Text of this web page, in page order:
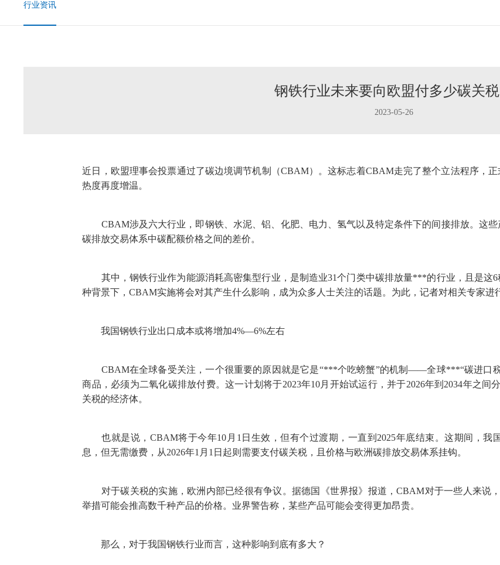
行业资讯
钢铁行业未来要向欧盟付多少碳关税
2023-05-26
近日，欧盟理事会投票通过了碳边境调节机制（CBAM）。这标志着CBAM走完了整个立法程序，
热度再度增温。
CBAM涉及六大行业，即钢铁、水泥、铝、化肥、电力、氢气以及特定条件下的间接排放。这些
碳排放交易体系中碳配额价格之间的差价。
其中，钢铁行业作为能源消耗高密集型行业，是制造业31个门类中碳排放量***的行业，且是这6
种背景下，CBAM实施将会对其产生什么影响，成为众多人士关注的话题。为此，记者对相关专家进
我国钢铁行业出口成本或将增加4%—6%左右
CBAM在全球备受关注，一个很重要的原因就是它是“***个吃螃蟹”的机制——全球***“碳进口税
商品，必须为二氧化碳排放付费。这一计划将于2023年10月开始试运行，并于2026年到2034年之
关税的经济体。
也就是说，CBAM将于今年10月1日生效，但有个过渡期，一直到2025年底结束。这期间，我
息，但无需缴费，从2026年1月1日起则需要支付碳关税，且价格与欧洲碳排放交易体系挂钩。
对于碳关税的实施，欧洲内部已经很有争议。据德国《世界报》报道，CBAM对于一些人来说
举措可能会推高数千种产品的价格。业界警告称，某些产品可能会变得更加昂贵。
那么，对于我国钢铁行业而言，这种影响到底有多大？